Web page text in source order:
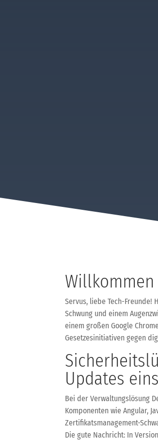
Willkommen
Servus, liebe Tech-
Schwung und einem
einem großen Google
Gesetzesinitiativen gegen
Updates
Bei der Verwaltungslösung
Komponenten wie Angular,
Zertifikatsmanagement-
Die gute Nachricht: In